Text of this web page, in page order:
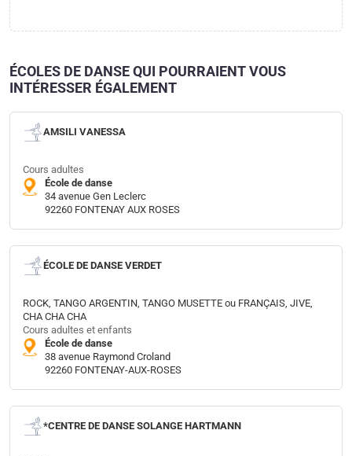
ÉCOLES DE DANSE QUI POURRAIENT VOUS
INTÉRESSER ÉGALEMENT
AMSILI VANESSA
Cours adultes
École de danse
34 avenue Gen Leclerc
92260 FONTENAY AUX ROSES
ÉCOLE DE DANSE VERDET
ROCK, TANGO ARGENTIN, TANGO MUSETTE ou FRANÇAIS, JIVE,
CHA CHA CHA
Cours adultes et enfants
École de danse
38 avenue Raymond Croland
92260 FONTENAY-AUX-ROSES
*CENTRE DE DANSE SOLANGE HARTMANN